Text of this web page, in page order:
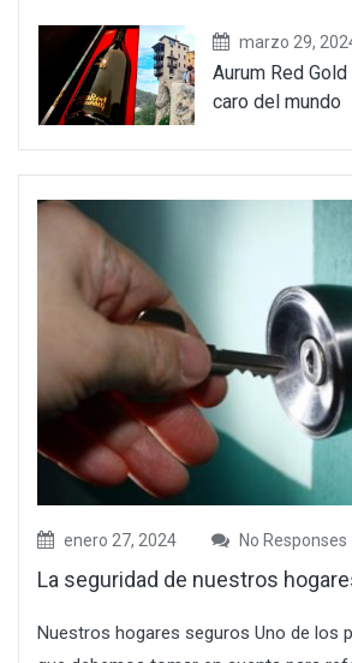
marzo 29,
Aurum Red
caro del mundo
enero 27, 2024 No Responses
La seguridad de nuestros
Nuestros hogares seguros Uno de los